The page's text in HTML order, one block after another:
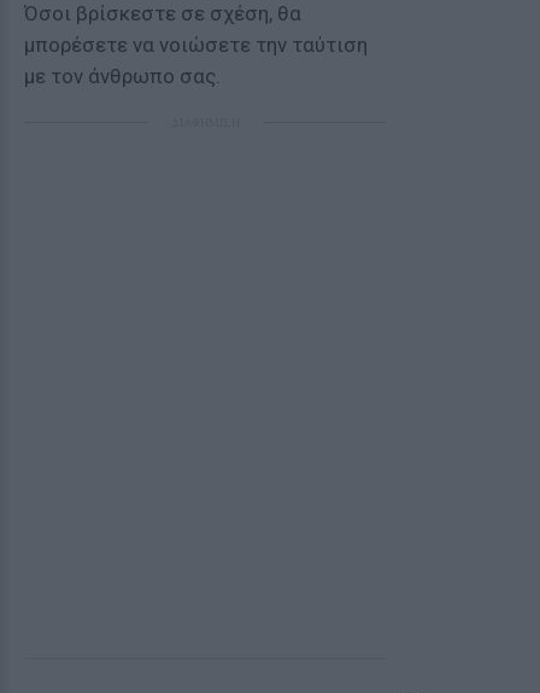
Όσοι βρίσκεστε σε σχέση, θα
μπορέσετε να νοιώσετε την ταύτιση
με τον άνθρωπο σας.